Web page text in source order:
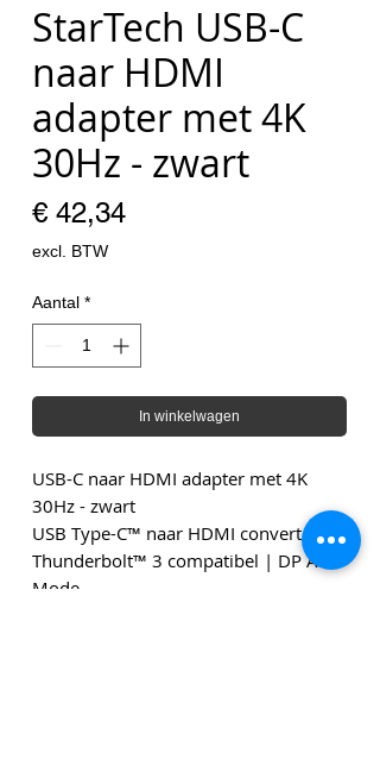
StarTech USB-C
naar HDMI
adapter met 4K
30Hz - zwart
€ 42,34Prijs
excl. BTW
Aantal *
In winkelwagen
USB-C naar HDMI adapter met 4K
30Hz - zwart
USB Type-C™ naar HDMI converter |
Thunderbolt™ 3 compatibel | DP Alt
Mode